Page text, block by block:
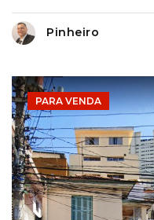
Pinheiro
PARA VENDA